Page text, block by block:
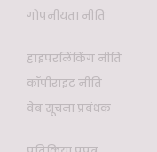
गोपनीयता नीति
हाइपरलिंकिंग नीति
कॉपीराइट नीति
वेब सूचना प्रबंधक